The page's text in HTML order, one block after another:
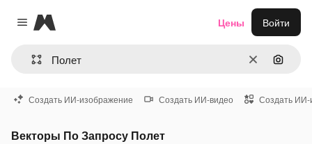
Close menu
Magnific
ОчиститьПоиск
Цены Войти
Создать ИИ-изображение Создать ИИ-видео Создать ИИ-
Векторы По Запросу Полет